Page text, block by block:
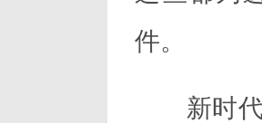
件。
新时代